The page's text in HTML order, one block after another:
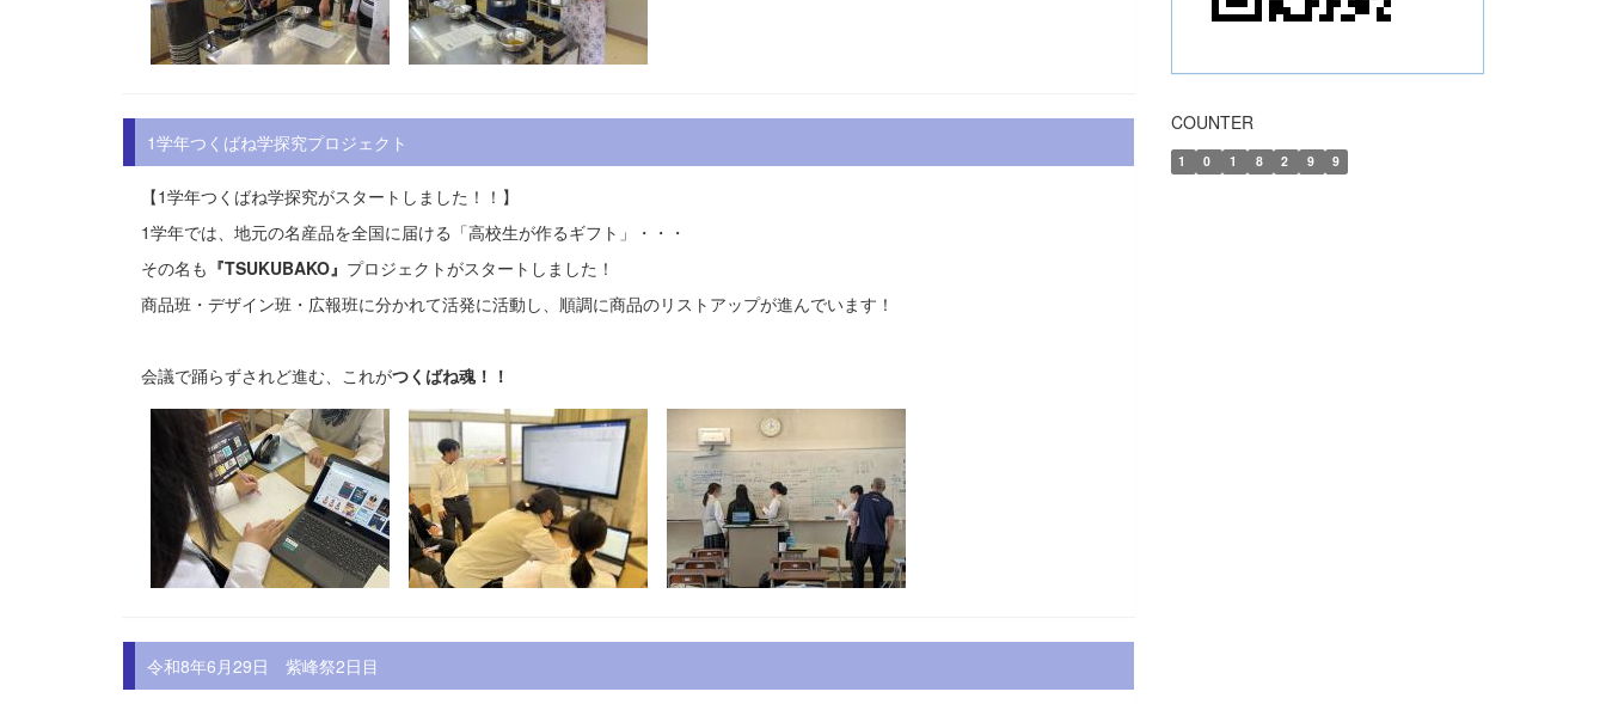
1学年つくばね学探究プロジェクト
【1学年つくばね学探究がスタートしました！！】
1学年では、地元の名産品を全国に届ける「高校生が作るギフト」・・・
その名も 『TSUKUBAKO』 プロジェクトがスタートしました！
商品班・デザイン班・広報班に分かれて活発に活動し、順調に商品のリストアップが進んでいます！
会議で踊らずされど進む、これがつくばね魂！！
令和8年6月29日 紫峰祭2日目
COUNTER
1 0 1 8 2 9 9